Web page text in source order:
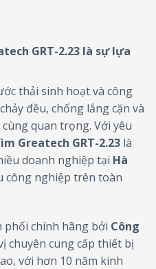
GRT-2.23 là sự lựa
thải sinh hoạt và công
đều, chống lắng cặn và
quan trọng. Với yêu
Greatech GRT-2.23 là
doanh nghiệp tại Hà
công nghiệp trên toàn
phối chính hãng bởi Công
chuyên cung cấp thiết bị
với hơn 10 năm kinh